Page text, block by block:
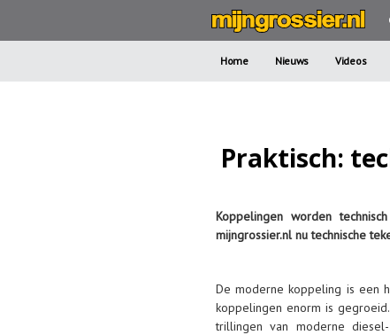
Home Nieuws Videos
Praktisch:
Koppelingen worden
mijngrossier.nl nu technische
De moderne koppeling is een
koppelingen enorm is
trillingen van moderne